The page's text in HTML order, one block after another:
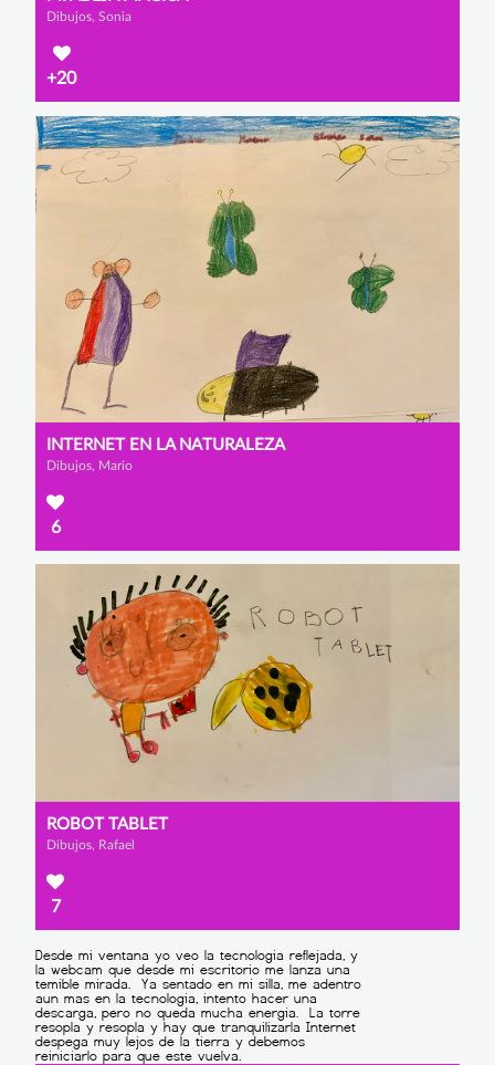
Dibujos, Sonia
+20
INTERNET EN LA NATURALEZA
Dibujos, Mario
6
ROBOT TABLET
Dibujos, Rafael
7